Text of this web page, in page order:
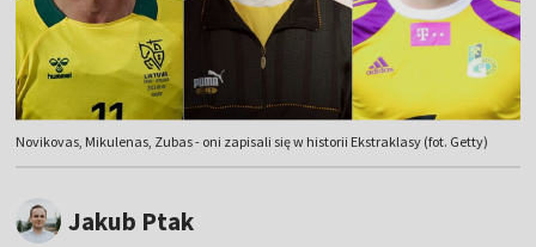
Novikovas, Mikulenas, Zubas - oni zapisali się w historii Ekstraklasy (fot. Getty)
Jakub Ptak